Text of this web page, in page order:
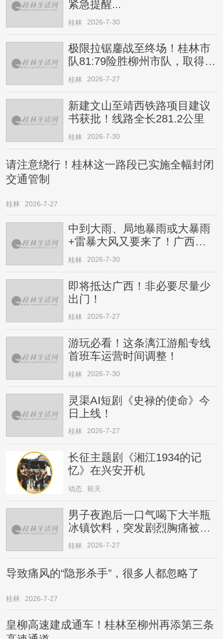
紧急提醒...
桂林 2026-7-30
极限拉锯鏖战至终场！桂林市
队81:79险胜柳州市队，取得四
连胜
桂林 2026-7-27
新建文山至靖西铁路项目建议
书获批！线路全长281.2公里
桂林 2026-7-30
请注意绕行！桂林这一路段已实施全幅封闭
交通管制
桂林 2026-7-27
中到大雨、局地暴雨或大暴雨
+雷暴大风又要来了！广西人
请注意
桂林 2026-7-30
即将抵达广西！非必要尽量少
出门！
桂林 2026-7-27
游玩必看！这条漓江游船专线
首班车运营时间调整！
桂林 2026-7-30
灵渠AI短剧《史禄的使命》今
日上线！
桂林 2026-7-27
长征主题剧《湘江1934的记
忆》在兴安开机
动态 前天
男子夜跑后一口气喝下大半瓶
冰镇饮料，突发剧烈胸痛被送
医！医生提醒→
桂林 2026-7-27
导致痛风的“隐形杀手”，很多人都忽略了
桂林 2026-7-27
皇柳高速建成通车！桂林至柳州再添第三条